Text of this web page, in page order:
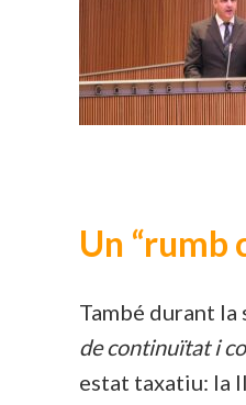
Un “rumb
També durant la
de continuïtat i
estat taxatiu: la